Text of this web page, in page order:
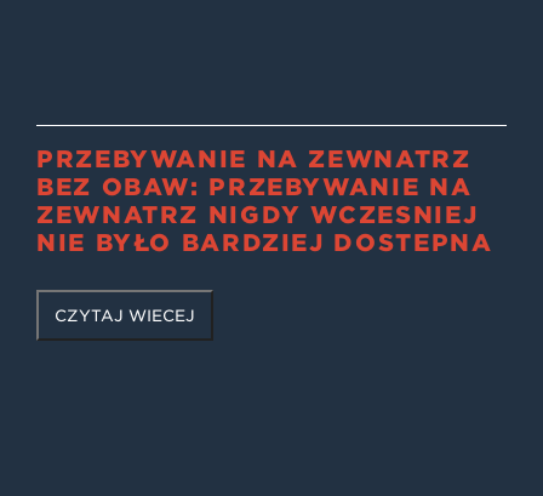
PRZEBYWANIE NA ZEWNĄTRZ
BEZ OBAW: PRZEBYWANIE NA
ZEWNĄTRZ NIGDY WCZEŚNIEJ
NIE BYŁO BARDZIEJ DOSTĘPNA
CZYTAJ WIĘCEJ